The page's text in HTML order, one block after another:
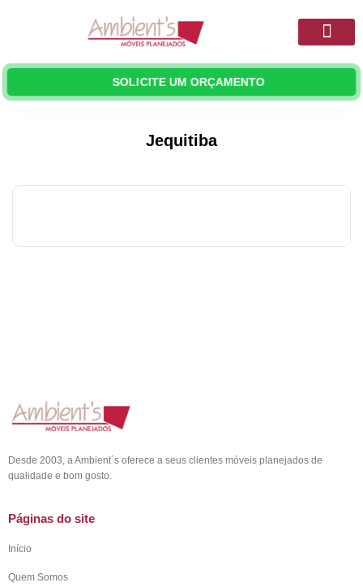
SOLICITE UM ORÇAMENTO
Jequitiba
Desde 2003, a Ambient´s oferece a seus clientes móveis planejados de
qualidade e bom gosto.
Páginas do site
Início
Quem Somos